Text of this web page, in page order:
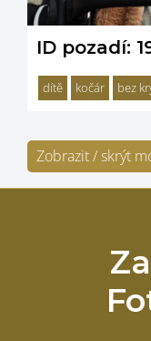
ID pozadí:
dítě kočár bez
Zobrazit / skrýt